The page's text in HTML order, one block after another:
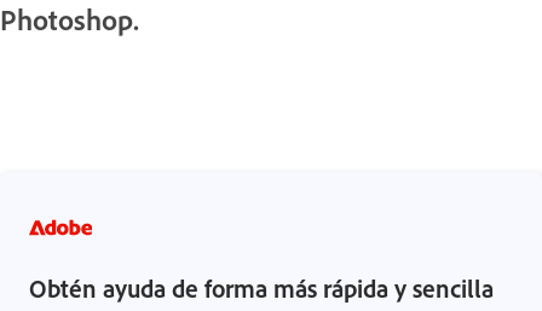
Photoshop.
Obtén ayuda de forma más rápida y sencilla